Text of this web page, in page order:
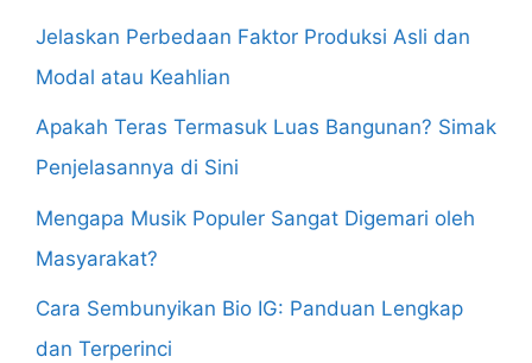
Jelaskan Perbedaan Faktor Produksi Asli dan
Modal atau Keahlian
Apakah Teras Termasuk Luas Bangunan? Simak
Penjelasannya di Sini
Mengapa Musik Populer Sangat Digemari oleh
Masyarakat?
Cara Sembunyikan Bio IG: Panduan Lengkap
dan Terperinci